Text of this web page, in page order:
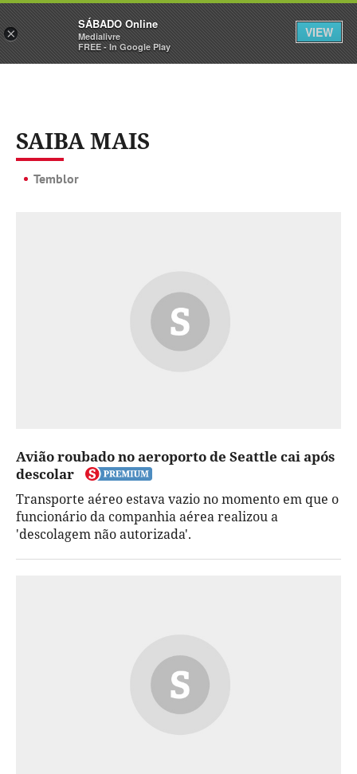
Sábado Assine Iniciar Sessão
SAIBA MAIS
Temblor
Avião roubado no aeroporto de Seattle cai após
descolar
Transporte aéreo estava vazio no momento em que o
funcionário da companhia aérea realizou a
'descolagem não autorizada'.
×
SÁBADO Online
Medialivre
FREE - In Google Play
VIEW